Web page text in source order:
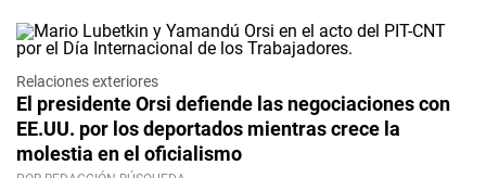
Relaciones exteriores
El presidente Orsi defiende las negociaciones con
EE.UU. por los deportados mientras crece la
molestia en el oficialismo